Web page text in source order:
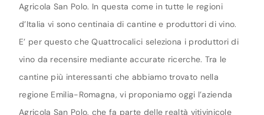
Agricola San Polo. In questa come in tutte le regioni
d’Italia vi sono centinaia di cantine e produttori di vino.
E’ per questo che Quattrocalici seleziona i produttori di
vino da recensire mediante accurate ricerche. Tra le
cantine più interessanti che abbiamo trovato nella
regione Emilia-Romagna, vi proponiamo oggi l’azienda
Agricola San Polo, che fa parte delle realtà vitivinicole